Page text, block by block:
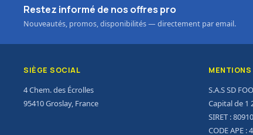
Restez informé de nos offres pro
Nouveautés, promos, disponibilités — directement par email.
SIÈGE SOCIAL
4 Chem. des Écrolles
95410 Groslay, France
MENTIONS
S.A.S SD
Capital de 1
SIRET :
CODE APE :